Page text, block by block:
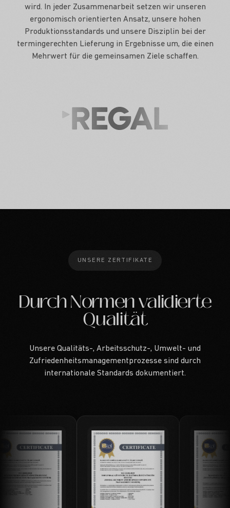
wird. In jeder Zusammenarbeit setzen wir unseren
ergonomisch orientierten Ansatz, unsere hohen
Produktionsstandards und unsere Disziplin bei der
termingerechten Lieferung in Ergebnisse um, die einen
Mehrwert für die gemeinsamen Ziele schaffen.
UNSERE ZERTIFIKATE
Durch Normen validierte
Qualität
Unsere Qualitäts-, Arbeitsschutz-, Umwelt- und
Zufriedenheitsmanagementprozesse sind durch
internationale Standards dokumentiert.